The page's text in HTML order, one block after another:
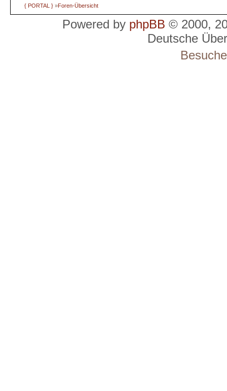
{ PORTAL } »Foren-Übersicht
Powered by phpBB © 2000,
Deutsche